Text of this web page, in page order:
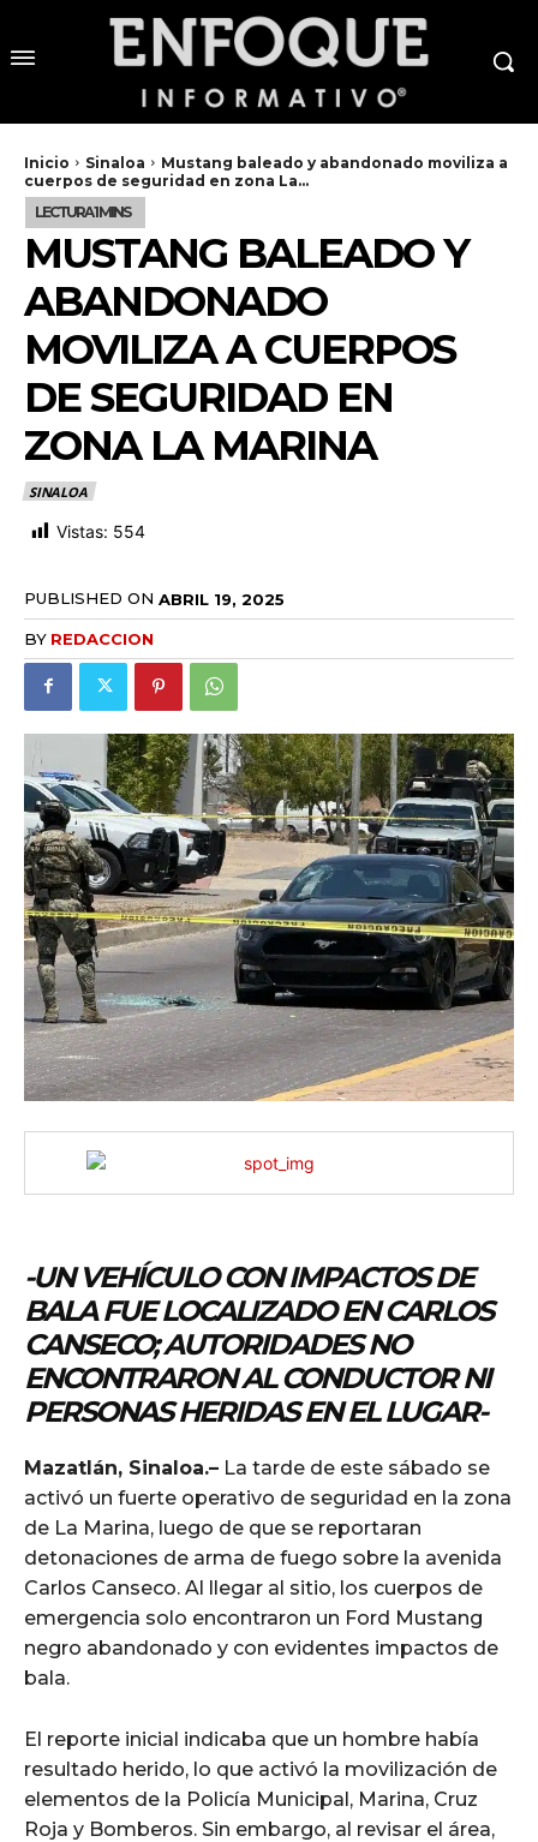
Inicio Sinaloa
Mustang baleado y abandonado moviliza a
cuerpos de seguridad en zona La...
MUSTANG BALEADO Y
ABANDONADO
MOVILIZA A CUERPOS
DE SEGURIDAD EN
ZONA LA MARINA
SINALOA
Vistas: 554
PUBLISHED ON ABRIL 19, 2025
BY REDACCION
-UN VEHÍCULO CON IMPACTOS DE
BALA FUE LOCALIZADO EN CARLOS
CANSECO; AUTORIDADES NO
ENCONTRARON AL CONDUCTOR NI
PERSONAS HERIDAS EN EL LUGAR-
Mazatlán, Sinaloa.– La tarde de este sábado se
activó un fuerte operativo de seguridad en la zona
de La Marina, luego de que se reportaran
detonaciones de arma de fuego sobre la avenida
Carlos Canseco. Al llegar al sitio, los cuerpos de
emergencia solo encontraron un Ford Mustang
negro abandonado y con evidentes impactos de
bala.
El reporte inicial indicaba que un hombre había
resultado herido, lo que activó la movilización de
elementos de la Policía Municipal, Marina, Cruz
Roja y Bomberos. Sin embargo, al revisar el área,